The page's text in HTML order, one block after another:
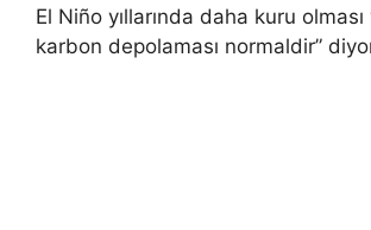
El Niño yıllarında daha kuru
karbon depolaması normaldir”